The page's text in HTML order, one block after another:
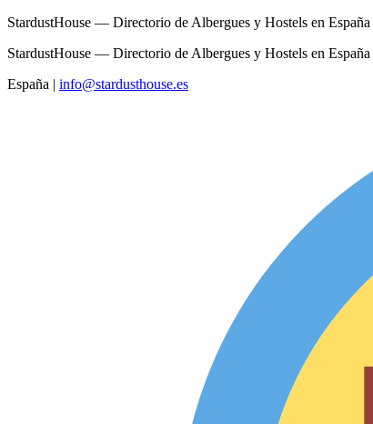
StardustHouse — Directorio de Albergues y Hostels en España
StardustHouse — Directorio de Albergues y Hostels en España
España | info@stardusthouse.es